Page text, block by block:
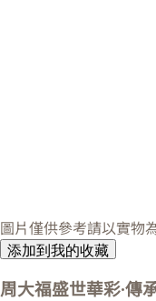
圖片僅供參考請以實物
添加到我的收藏
周大福盛世華彩·傳